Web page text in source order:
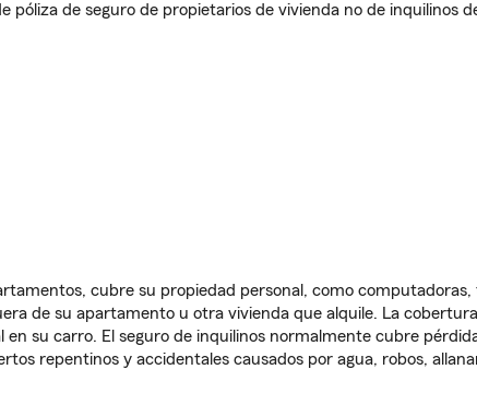
póliza de seguro de propietarios de vivienda no de inquilinos
cubre su propiedad personal, como computadoras,
de su apartamento u otra vivienda que alquile. La
su carro. El seguro de inquilinos normalmente cubre
repentinos y accidentales causados por agua, robos,